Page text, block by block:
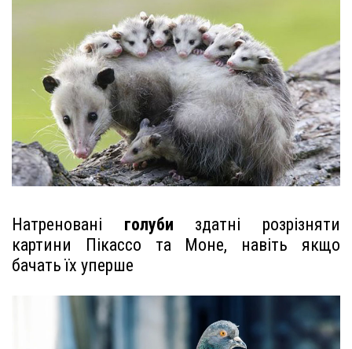
Натреновані голуби здатні розрізняти
картини Пікассо та Моне, навіть якщо
бачать їх уперше